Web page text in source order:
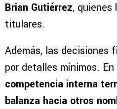
Brian Gutiérrez, quienes
titulares.
Además, las decisiones
por detalles mínimos.
competencia interna
balanza hacia otros